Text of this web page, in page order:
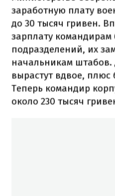
заработную плату
до 30 тысяч гривен.
зарплату командирам
подразделений, их
начальникам
вырастут вдвое,
Теперь командир
около 230 тысяч